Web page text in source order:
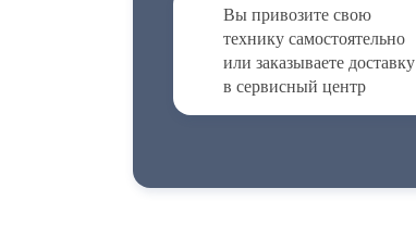
Вы привозите свою
технику самостоятельно
или заказываете доставку
в сервисный центр